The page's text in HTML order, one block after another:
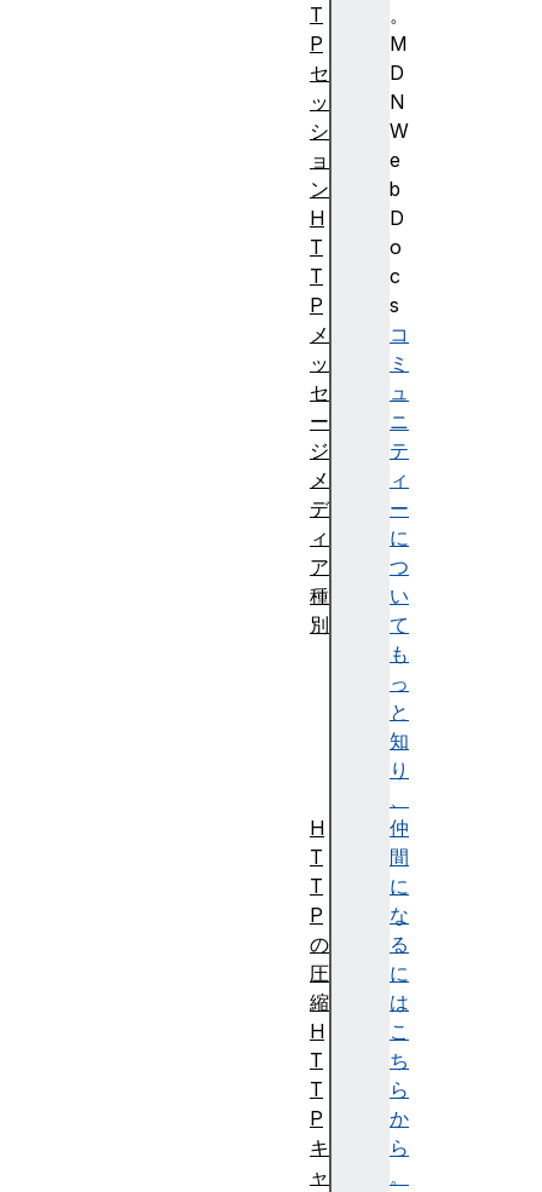
。
M
D
N
W
e
b
D
o
c
s
コ
ミ
ュ
ニ
テ
ィ
ー
に
つ
い
て
も
っ
と
知
り
、
仲
間
に
な
る
に
は
こ
ち
ら
か
ら
。
T
P
セ
ッ
シ
ョ
ン
H
T
T
P
メ
ッ
セ
ー
ジ
メ
デ
ィ
ア
種
別
H
T
T
P
の
圧
縮
H
T
T
P
キ
ャ